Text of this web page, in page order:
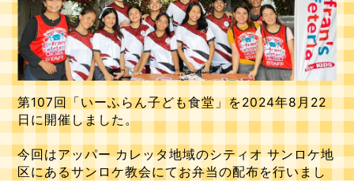
第107回「いーふらん子ども食堂」を2024年8月22
日に開催しました。
今回はアッパー カレッタ地域のシティオ サンロケ地
区にあるサンロケ教会にてお弁当の配布を行いまし